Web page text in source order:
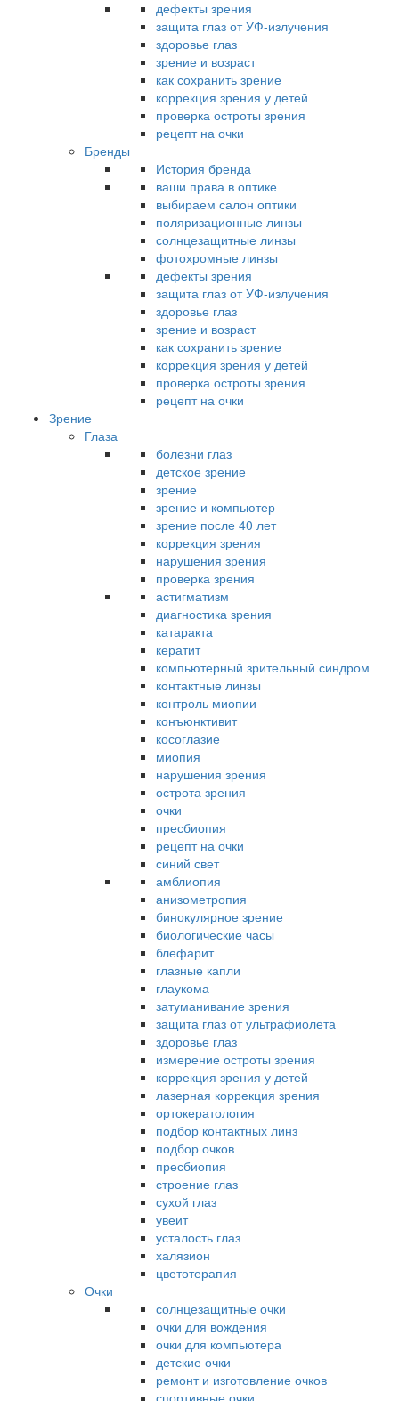
дефекты зрения
защита глаз от УФ-излучения
здоровье глаз
зрение и возраст
как сохранить зрение
коррекция зрения у детей
проверка остроты зрения
рецепт на очки
Бренды
История бренда
ваши права в оптике
выбираем салон оптики
поляризационные линзы
солнцезащитные линзы
фотохромные линзы
дефекты зрения
защита глаз от УФ-излучения
здоровье глаз
зрение и возраст
как сохранить зрение
коррекция зрения у детей
проверка остроты зрения
рецепт на очки
Зрение
Глаза
болезни глаз
детское зрение
зрение
зрение и компьютер
зрение после 40 лет
коррекция зрения
нарушения зрения
проверка зрения
астигматизм
диагностика зрения
катаракта
кератит
компьютерный зрительный синдром
контактные линзы
контроль миопии
конъюнктивит
косоглазие
миопия
нарушения зрения
острота зрения
очки
пресбиопия
рецепт на очки
синий свет
амблиопия
анизометропия
бинокулярное зрение
биологические часы
блефарит
глазные капли
глаукома
затуманивание зрения
защита глаз от ультрафиолета
здоровье глаз
измерение остроты зрения
коррекция зрения у детей
лазерная коррекция зрения
ортокератология
подбор контактных линз
подбор очков
пресбиопия
строение глаз
сухой глаз
увеит
усталость глаз
халязион
цветотерапия
Очки
солнцезащитные очки
очки для вождения
очки для компьютера
детские очки
ремонт и изготовление очков